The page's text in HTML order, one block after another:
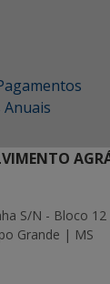
S/N - Bloco 12
Grande | MS